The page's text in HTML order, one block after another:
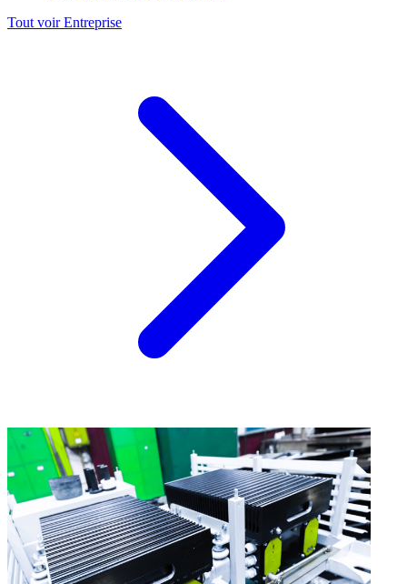
Tout voir Entreprise